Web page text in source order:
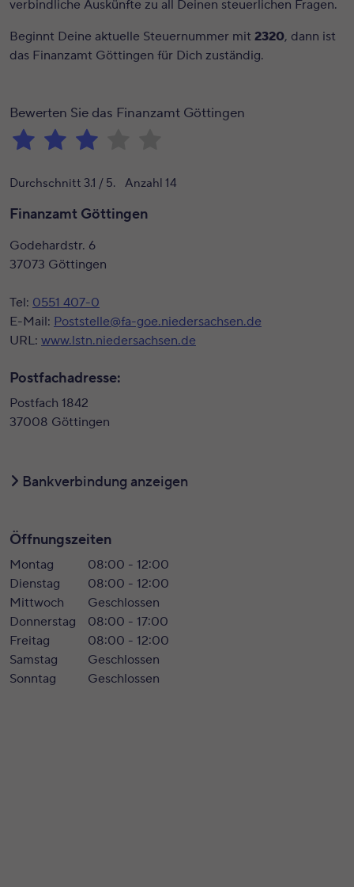
verbindliche Auskünfte zu all Deinen steuerlichen Fragen.
Beginnt Deine aktuelle Steuernummer mit 2320, dann ist
das Finanzamt Göttingen für Dich zuständig.
Bewerten Sie das Finanzamt Göttingen
Durchschnitt 3.1 / 5. Anzahl 14
Finanzamt Göttingen
Godehardstr. 6
37073 Göttingen
Tel: 0551 407-0
E-Mail: Poststelle@fa-goe.niedersachsen.de
URL: www.lstn.niedersachsen.de
Postfachadresse:
Postfach 1842
37008 Göttingen
Bankverbindung anzeigen
Öffnungszeiten
Montag
08:00 - 12:00
Dienstag
08:00 - 12:00
Mittwoch
Geschlossen
Donnerstag
08:00 - 17:00
Freitag
08:00 - 12:00
Samstag
Geschlossen
Sonntag
Geschlossen